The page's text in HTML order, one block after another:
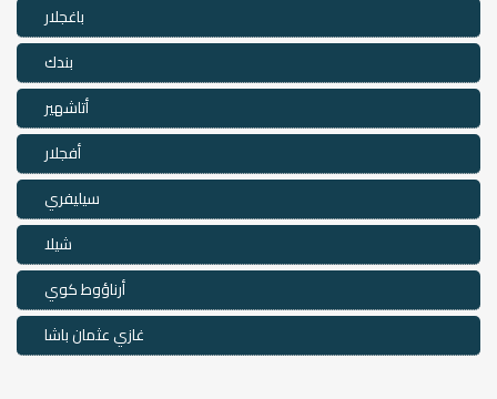
باغجلار
بندك
أتاشهير
أفجلار
سيليفري
شيلا
أرناؤوط كوي
غازي عثمان باشا